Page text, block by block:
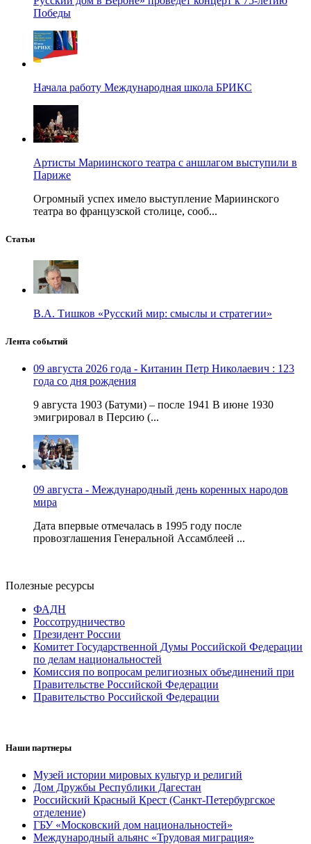
Победы
Начала работу Международная школа БРИКС
Артисты Мариинского театра с аншлагом выступили в
Париже
Огромный успех имело выступление Мариинского
театра во французской столице, сооб...
Статьи
В.А. Тишков «Русский мир: смыслы и стратегии»
Лента событий
09 августа 2026 года - Китанин Петр Николаевич : 123
года со дня рождения
9 августа 1903 (Батуми) – после 1941 В июне 1930
эмигрировал в Персию (...
09 августа - Международный день коренных народов
мира
Дата впервые отмечалась в 1995 году после
провозглашения Генеральной Ассамблеей ...
Полезные ресурсы
ФАДН
Россотрудничество
Президент России
Комитет Государственной Думы Российской Федерации
по делам национальностей
Комиссия по вопросам религиозных объединений при
Правительстве Российской Федерации
Правительство Российской Федерации
Наши партнеры
Музей истории мировых культур и религий
Дом Дружбы Республики Дагестан
Российский Красный Крест (Санкт-Петербургское
отделение)
ГБУ «Московский дом национальностей»
Международный альянс «Трудовая миграция»